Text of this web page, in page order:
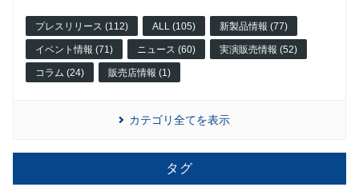
プレスリリース (112) ALL (105) 新製品情報 (77)
イベント情報 (71) ニュース (60) 実演販売情報 (52)
コラム (24) 販売店情報 (1)
カテゴリ全てを表示
タグ